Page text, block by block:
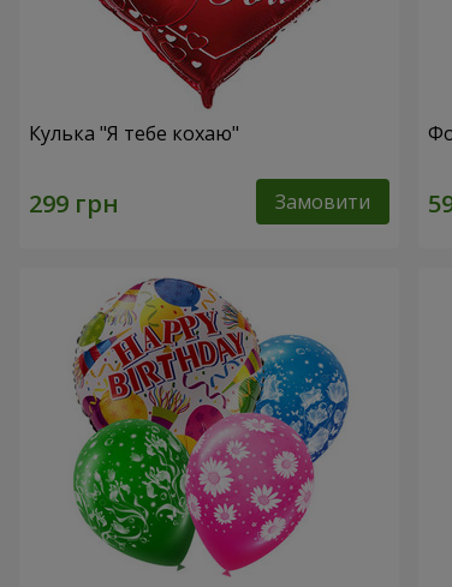
Кулька "Я тебе кохаю"
Замовити